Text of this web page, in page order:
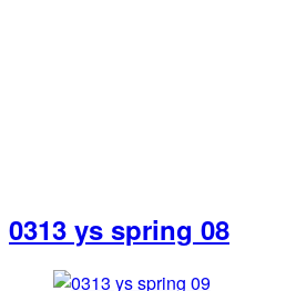
0313 ys spring 08